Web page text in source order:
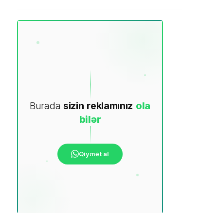
Burada sizin reklamınız ola
bilər
Qiymət al